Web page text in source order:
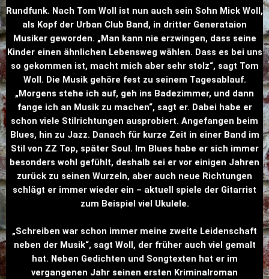
Rundfunk. Nach Tom Woll ist nun auch sein Sohn Mick Woll,
als Kopf der Urban Club Band, in dritter Generataion
Musiker geworden. „Man kann nie erzwingen, dass seine
Kinder einen ähnlichen Lebensweg wählen. Dass es bei uns
so gekommen ist, macht mich aber sehr stolz“, sagt Tom
Woll. Die Musik gehöre fest zu seinem Tagesablauf.
„Morgens stehe ich auf, geh ins Badezimmer, und dann
fange ich an Musik zu machen“, sagt er. Dabei habe er
schon viele Stilrichtungen ausprobiert. Angefangen beim
Blues, hin zu Jazz. Danach für kurze Zeit in einer Band im
Stil von ZZ Top, später Soul. Im Blues habe er sich immer
besonders wohl gefühlt, deshalb sei er vor einigen Jahren
zurück zu seinen Wurzeln, aber auch neue Richtungen
schlägt er immer wieder ein – aktuell spiele der Gitarrist
zum Beispiel viel Ukulele.
„Schreiben war schon immer meine zweite Leidenschaft
neben der Musik“, sagt Woll, der früher auch viel gemalt
hat. Neben Gedichten und Songtexten hat er im
vergangenen Jahr seinen ersten Kriminalroman